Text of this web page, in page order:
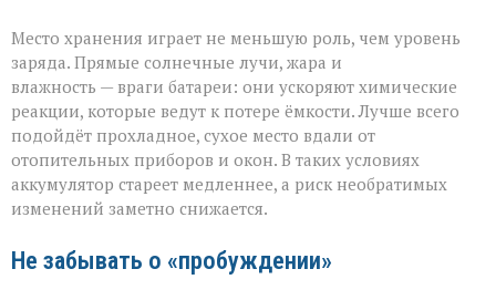
Место хранения играет не меньшую роль, чем уровень
заряда. Прямые солнечные лучи, жара и
влажность — враги батареи: они ускоряют химические
реакции, которые ведут к потере ёмкости. Лучше всего
подойдёт прохладное, сухое место вдали от
отопительных приборов и окон. В таких условиях
аккумулятор стареет медленнее, а риск необратимых
изменений заметно снижается.
Не забывать о «пробуждении»